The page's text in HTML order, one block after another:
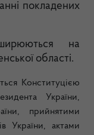
покладених
на
області.
Конституцією
України,
прийнятими
України, актами